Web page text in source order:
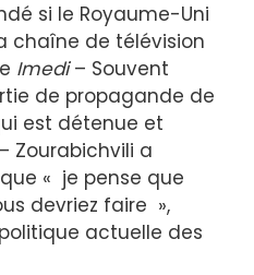
si le Royaume-Uni
chaîne de télévision
Imedi– Souvent
de propagande de
est détenue et
Zourabichvili a
« je pense que
devriez faire »,
actuelle des